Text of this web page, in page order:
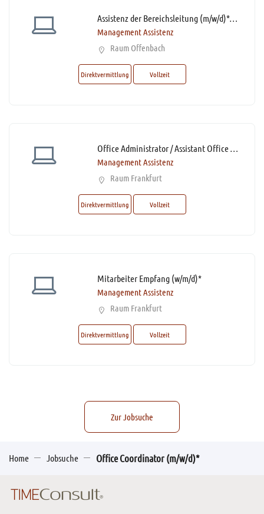
Assistenz der Bereichsleitung (m/w/d)* mit bis zu 60% Homeoffice
Management Assistenz
Raum Offenbach
Direktvermittlung Vollzeit
Office Administrator / Assistant Office Management (m/w/d)*
Management Assistenz
Raum Frankfurt
Direktvermittlung Vollzeit
Mitarbeiter Empfang (w/m/d)*
Management Assistenz
Raum Frankfurt
Direktvermittlung Vollzeit
Zur Jobsuche
Home Jobsuche Office Coordinator (m/w/d)*